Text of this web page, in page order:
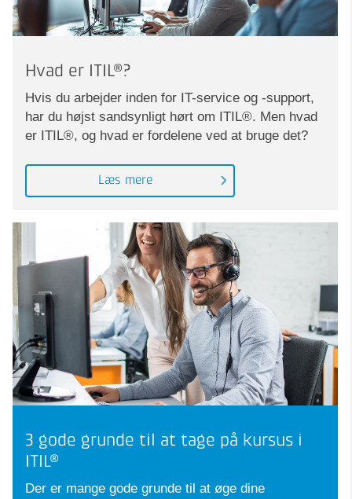
Hvad er ITIL®?
Hvis du arbejder inden for IT-service og -support,
har du højst sandsynligt hørt om ITIL®. Men hvad
er ITIL®, og hvad er fordelene ved at bruge det?
Læs mere
3 gode grunde til at tage på kursus i
ITIL®
Der er mange gode grunde til at øge dine